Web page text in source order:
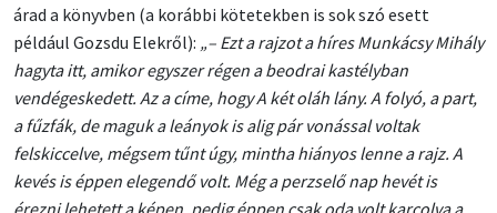
árad a könyvben (a korábbi kötetekben is sok szó esett
például Gozsdu Elekről): „– Ezt a rajzot a híres Munkácsy Mihály
hagyta itt, amikor egyszer régen a beodrai kastélyban
vendégeskedett. Az a címe, hogy A két oláh lány. A folyó, a part,
a fűzfák, de maguk a leányok is alig pár vonással voltak
felskiccelve, mégsem tűnt úgy, mintha hiányos lenne a rajz. A
kevés is éppen elegendő volt. Még a perzselő nap hevét is